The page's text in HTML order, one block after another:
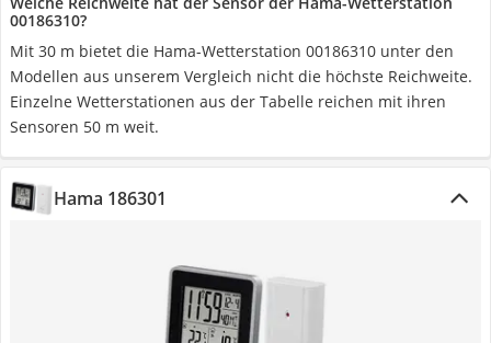
00186310?
Mit 30 m bietet die Hama-Wetterstation 00186310 unter den
Modellen aus unserem Vergleich nicht die höchste Reichweite.
Einzelne Wetterstationen aus der Tabelle reichen mit ihren
Sensoren 50 m weit.
Hama 186301